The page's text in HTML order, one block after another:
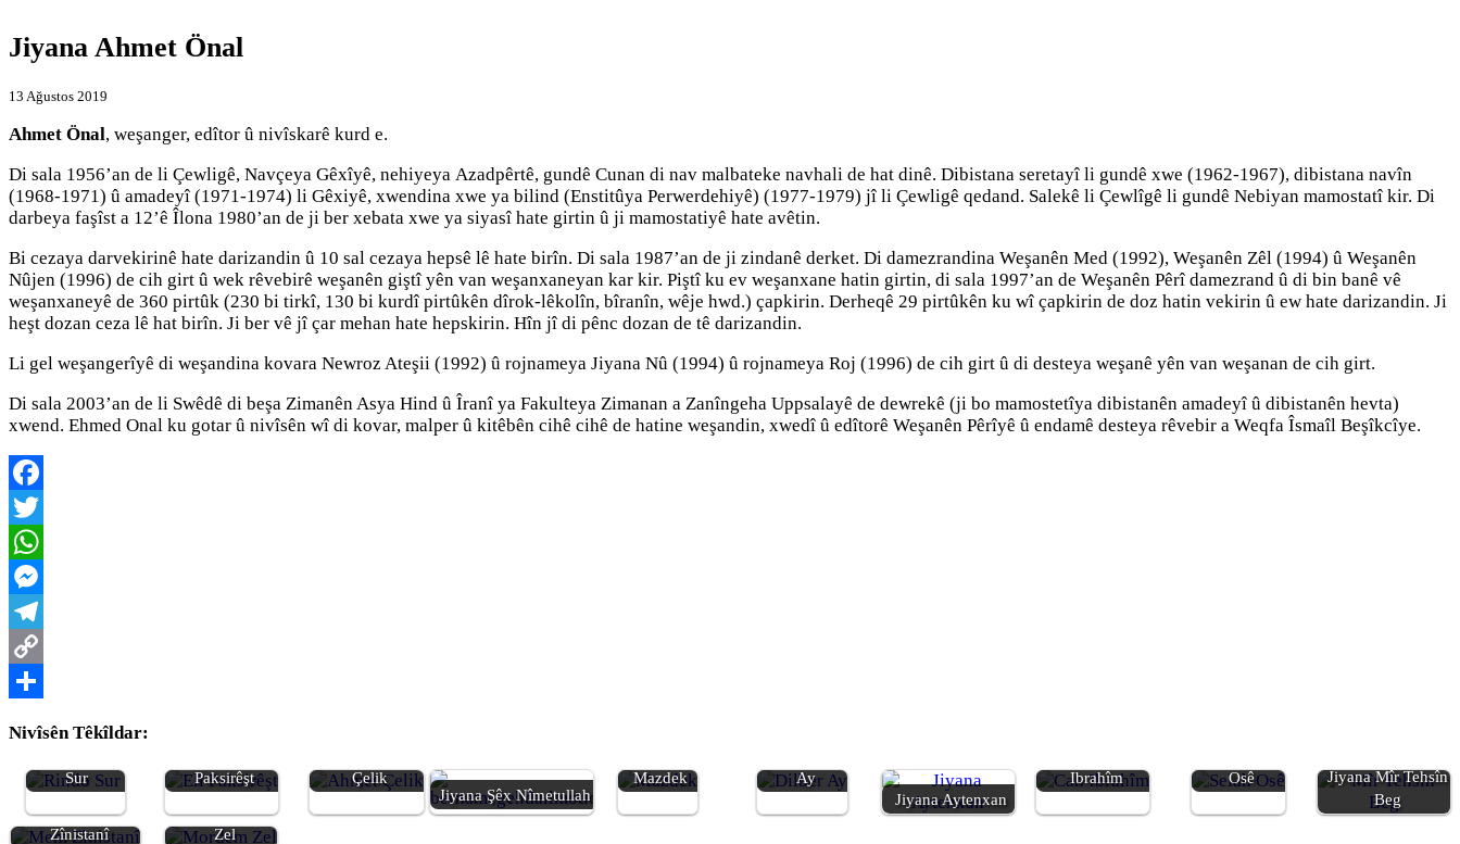
Jiyana Ahmet Önal
13 Ağustos 2019
Ahmet Önal, weşanger, edîtor û nivîskarê kurd e.
Di sala 1956’an de li Çewligê, Navçeya Gêxîyê, nehiyeya Azadpêrtê, gundê Cunan di nav malbateke navhali de hat dinê. Dibistana seretayî li gundê xwe (1962-1967), dibistana navîn
(1968-1971) û amadeyî (1971-1974) li Gêxiyê, xwendina xwe ya bilind (Enstitûya Perwerdehiyê) (1977-1979) jî li Çewligê qedand. Salekê li Çewlîgê li gundê Nebiyan mamostatî kir. Di
darbeya faşîst a 12’ê Îlona 1980’an de ji ber xebata xwe ya siyasî hate girtin û ji mamostatiyê hate avêtin.
Bi cezaya darvekirinê hate darizandin û 10 sal cezaya hepsê lê hate birîn. Di sala 1987’an de ji zindanê derket. Di damezrandina Weşanên Med (1992), Weşanên Zêl (1994) û Weşanên
Nûjen (1996) de cih girt û wek rêvebirê weşanên giştî yên van weşanxaneyan kar kir. Piştî ku ev weşanxane hatin girtin, di sala 1997’an de Weşanên Pêrî damezrand û di bin banê vê
weşanxaneyê de 360 pirtûk (230 bi tirkî, 130 bi kurdî pirtûkên dîrok-lêkolîn, bîranîn, wêje hwd.) çapkirin. Derheqê 29 pirtûkên ku wî çapkirin de doz hatin vekirin û ew hate darizandin. Ji
heşt dozan ceza lê hat birîn. Ji ber vê jî çar mehan hate hepskirin. Hîn jî di pênc dozan de tê darizandin.
Li gel weşangerîyê di weşandina kovara Newroz Ateşii (1992) û rojnameya Jiyana Nû (1994) û rojnameya Roj (1996) de cih girt û di desteya weşanê yên van weşanan de cih girt.
Di sala 2003’an de li Swêdê di beşa Zimanên Asya Hind û Îranî ya Fakulteya Zimanan a Zanîngeha Uppsalayê de dewrekê (ji bo mamostetîya dibistanên amadeyî û dibistanên hevta)
xwend. Ehmed Onal ku gotar û nivîsên wî di kovar, malper û kitêbên cihê cihê de hatine weşandin, xwedî û edîtorê Weşanên Pêrîyê û endamê desteya rêvebir a Weqfa Îsmaîl Beşîkcîye.
Facebook
Twitter
WhatsApp
Messenger
Telegram
Copy
Nivîsên Têkîldar:
Sur
Paksirêşt
Çelik
Jiyana Şêx Nîmetullah
Mazdek
Ay
Jiyana Aytenxan
Ibrahîm
Osê
Jiyana Mîr Tehsîn
Beg
Jiyana Mem
Zînistanî
Jiyana Mordem
Zel